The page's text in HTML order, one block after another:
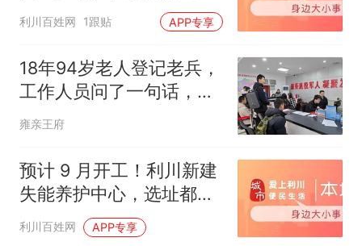
分，6家机构或个人被查
利川百姓网 1跟贴 APP专享
18年94岁老人登记老兵，
工作人员问了一句话，他
拿出一物惊动政府
雍亲王府
预计 9 月开工！利川新建
失能养护中心，选址都亭
大塘社区
利川百姓网 APP专享